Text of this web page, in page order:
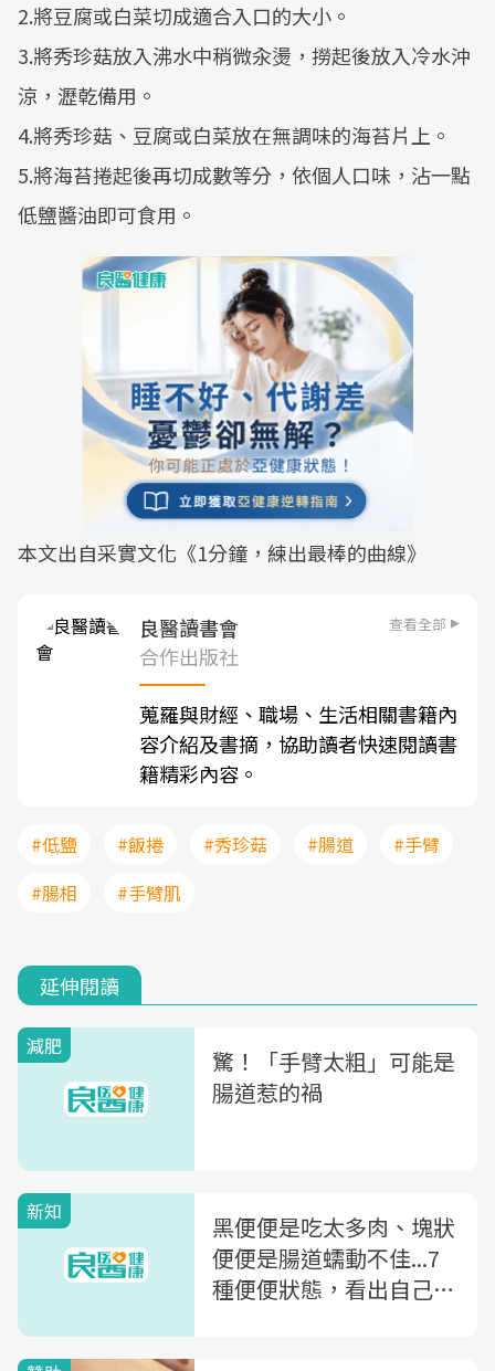
2.將豆腐或白菜切成適合入口的大小。
3.將秀珍菇放入沸水中稍微汆燙，撈起後放入冷水沖
涼，瀝乾備用。
4.將秀珍菇、豆腐或白菜放在無調味的海苔片上。
5.將海苔捲起後再切成數等分，依個人口味，沾一點
低鹽醬油即可食用。
本文出自采實文化《1分鐘，練出最棒的曲線》
良醫讀書會 查看全部
合作出版社
蒐羅與財經、職場、生活相關書籍內
容介紹及書摘，協助讀者快速閱讀書
籍精彩內容。
#低鹽 #飯捲 #秀珍菇 #腸道
#手臂
#腸相
#手臂肌
延伸閱讀
減肥
驚！「手臂太粗」可能是
腸道惹的禍
新知
黑便便是吃太多肉、塊狀
便便是腸道蠕動不佳...7
種便便狀態，看出自己的